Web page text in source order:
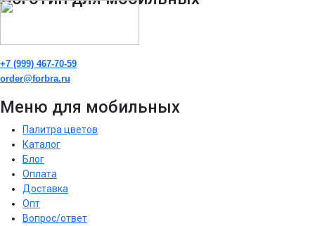
+7 (999) 467-70-59
order@forbra.ru
Меню для мобильных
Палитра цветов
Каталог
Блог
Оплата
Доставка
Опт
Вопрос/ответ